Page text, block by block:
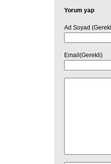
Yorum yap
Ad Soyad
Email(Gerekli)